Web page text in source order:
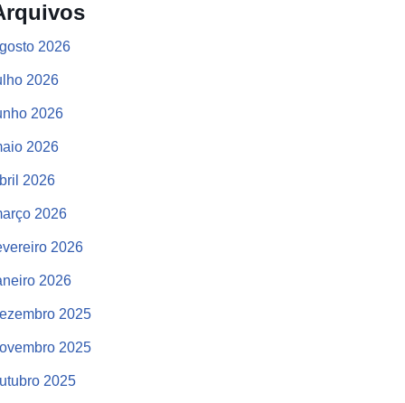
2026
2026
2026
2026
2026
2026
2026
2026
2025
2025
2025